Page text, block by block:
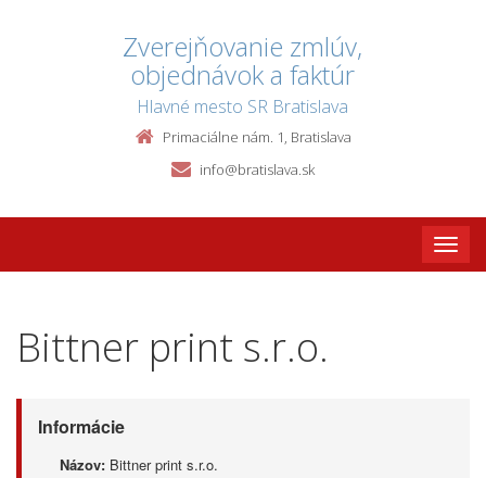
Zverejňovanie zmlúv,
objednávok a faktúr
Hlavné mesto SR Bratislava
Primaciálne nám. 1, Bratislava
info@bratislava.sk
Toggle
Bittner print s.r.o.
Informácie
Názov: Bittner print s.r.o.